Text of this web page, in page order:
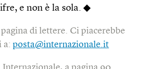
e non è la sola. ◆
di lettere. Ci piacerebbe
a:posta@internazionale.it